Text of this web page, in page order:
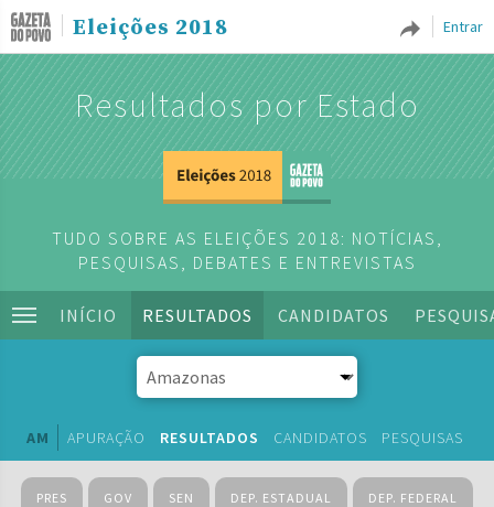
Entrar
Eleições 2018
Resultados por Estado
TUDO SOBRE AS ELEIÇÕES 2018: NOTÍCIAS,
PESQUISAS, DEBATES E ENTREVISTAS
INÍCIO RESULTADOS CANDIDATOS
AM APURAÇÃO RESULTADOS CANDIDATOS PESQUISAS
PRES GOV SEN DEP. ESTADUAL DEP. FEDERAL